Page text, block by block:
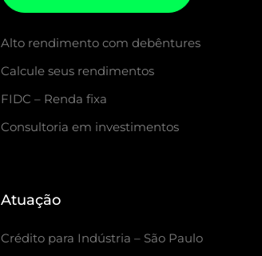
Alto rendimento com debêntures
Calcule seus rendimentos
FIDC – Renda fixa
Consultoria em investimentos
Atuação
Crédito para Indústria – São Paulo